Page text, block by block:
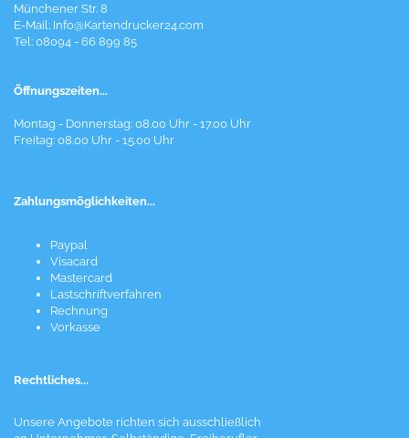
Münchener Str. 8
E-Mail: Info@Kartendrucker24.com
Tel: 08094 - 66 899 85
Öffnungszeiten...
Montag - Donnerstag: 08.00 Uhr - 17.00 Uhr
Freitag: 08.00 Uhr - 15.00 Uhr
Zahlungsmöglichkeiten...
Paypal
Visacard
Mastercard
Lastschriftverfahren
Rechnung
Vorkasse
Rechtliches...
Unsere Angebote richten sich ausschließlich